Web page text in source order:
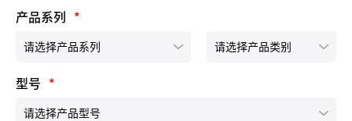
产品系列 *
型号 *